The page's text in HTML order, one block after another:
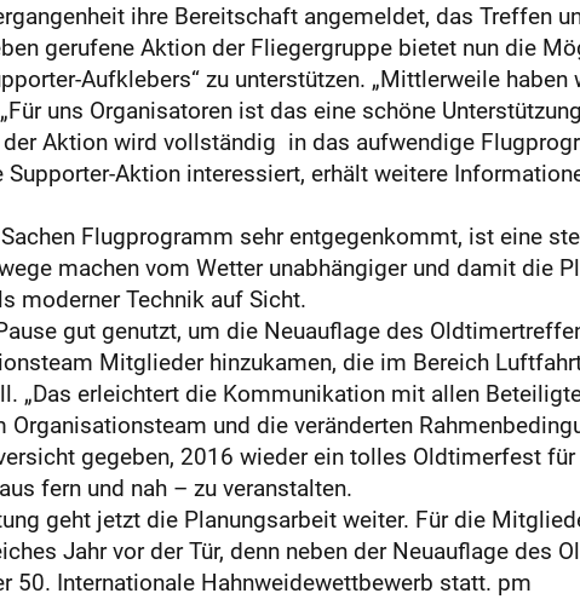
ihre Bereitschaft angemeldet, das Treffen
gerufene Aktion der Fliegergruppe bietet nun die
Aufklebers“ zu unterstützen. „Mittlerweile haben
uns Organisatoren ist das eine schöne
Aktion wird vollständig in das aufwendige
Aktion interessiert, erhält weitere
Flugprogramm sehr entge­genkommt, ist eine
machen vom Wetter unabhängiger und damit die
moderner Technik auf Sicht.
gut genutzt, um die Neuauflage des
Mitglieder hinzukamen, die im Bereich
„Das erleichtert die Kommunikation mit allen
Organisationsteam und die veränderten
gegeben, 2016 wieder ein tolles Oldtimerfest
fern und nah – zu veranstalten.
geht jetzt die Planungsarbeit weiter. Für die
Jahr vor der Tür, denn neben der Neuauflage des
50. Internationale Hahnweidewettbewerb statt. pm